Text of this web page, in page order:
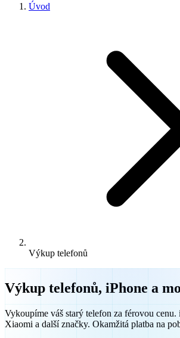
Úvod
Výkup telefonů
Výkup telefonů, iPhone a
Vykoupíme váš starý telefon za férovou cenu.
Xiaomi a další značky. Okamžitá platba na